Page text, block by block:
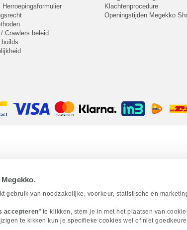
gebruik van noodzakelijke, voorkeur, statistische en
accepteren" te klikken, stem je in met het plaatsen van
te kikken kun je specifieke cookies wel of niet
Herroepingsformulier
/ Crawlers beleid
builds
Klachtenprocedure
Openingstijden Megekko